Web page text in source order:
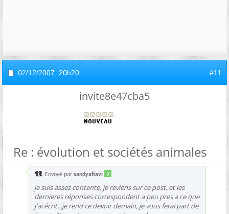
02/12/2007, 20h20 #11
invite8e47cba5
Re : évolution et sociétés animales
Envoyé par sandyafiavi
je suis assez contente, je reviens sur ce post, et les
dernieres réponses correspondent a peu pres a ce que
j'ai écrit...je rend ce devoir demain, je vous ferai part de